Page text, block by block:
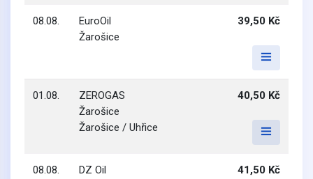
08.08.
EuroOil
Žarošice
39,50 Kč
01.08.
ZEROGAS
Žarošice
Žarošice / Uhřice
40,50 Kč
08.08.
DZ Oil
41,50 Kč